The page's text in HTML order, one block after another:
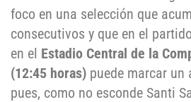
foco en una selección que
consecutivos y que en el
en el Estadio Central de la
(12:45 horas) puede marcar un
pues, como no esconde Santi